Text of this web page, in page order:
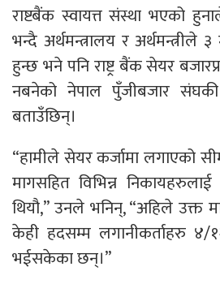
राष्टबैंक स्वायत्त संस्था भएको
भन्दै अर्थमन्त्रालय र अर्थमन्त्रीले
हुन्छ भने पनि राष्ट्र बैंक सेयर
नबनेको नेपाल पुँजीबजार संघकी
बताउँछिन्।
“हामीले सेयर कर्जामा लगाएको
मागसहित विभिन्न
थियौ,” उनले भनिन्, “अहिले उक्त
केही हदसम्म लगानीकर्ताहरु
भईसकेका छन्।”